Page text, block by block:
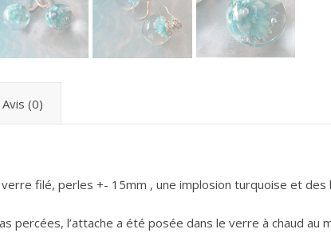
Avis (0)
filé, perles +- 15mm , une implosion turquoise et
percées, l’attache a été posée dans le verre à chaud au